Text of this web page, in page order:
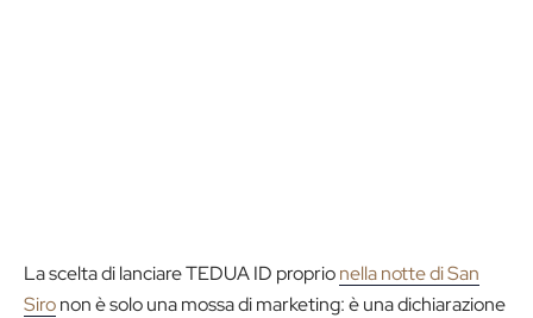
La scelta di lanciare TEDUA ID proprionella notte di San
Sironon è solo una mossa di marketing: è una dichiarazione